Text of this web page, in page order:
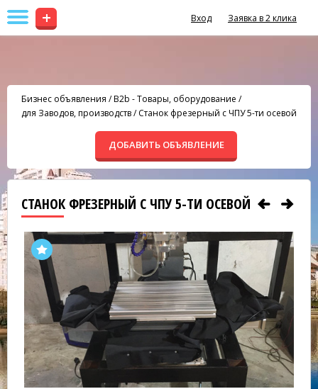
+ Вход Заявка в 2 клика
Бизнес объявления /B2b - Товары, оборудование /
для Заводов, производств/Станок фрезерный с ЧПУ 5-ти осевой
ДОБАВИТЬ ОБЪЯВЛЕНИЕ
СТАНОК ФРЕЗЕРНЫЙ С ЧПУ 5-ТИ ОСЕВОЙ